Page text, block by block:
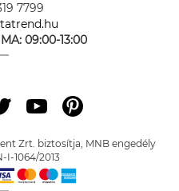
7799
09:00-13:00
Zrt. biztosítja, MNB engedély
I-1064/2013